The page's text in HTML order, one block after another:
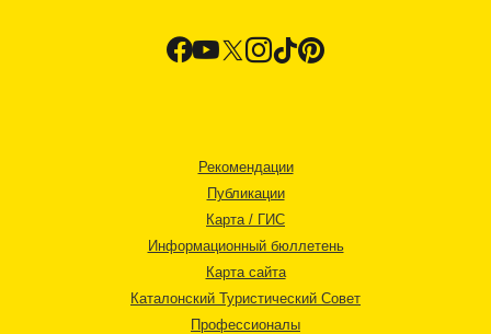
Рекомендации
Публикации
Карта / ГИС
Информационный бюллетень
Карта сайта
Каталонский Туристический Совет
Профессионалы